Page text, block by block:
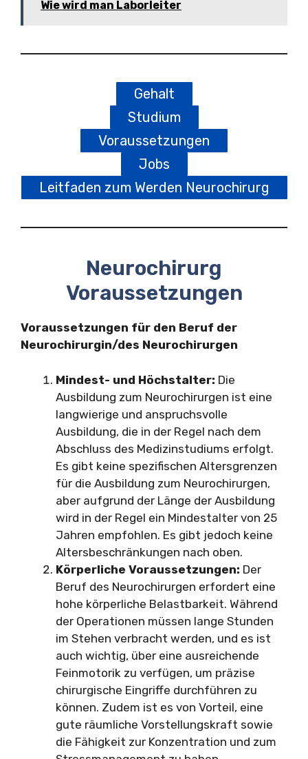
Wie wird man Laborleiter
Gehalt
Studium
Voraussetzungen
Jobs
Leitfaden zum Werden Neurochirurg
Neurochirurg
Voraussetzungen
Voraussetzungen für den Beruf der
Neurochirurgin/des Neurochirurgen
Mindest- und Höchstalter: Die
Ausbildung zum Neurochirurgen ist eine
langwierige und anspruchsvolle
Ausbildung, die in der Regel nach dem
Abschluss des Medizinstudiums erfolgt.
Es gibt keine spezifischen Altersgrenzen
für die Ausbildung zum Neurochirurgen,
aber aufgrund der Länge der Ausbildung
wird in der Regel ein Mindestalter von 25
Jahren empfohlen. Es gibt jedoch keine
Altersbeschränkungen nach oben.
Körperliche Voraussetzungen: Der
Beruf des Neurochirurgen erfordert eine
hohe körperliche Belastbarkeit. Während
der Operationen müssen lange Stunden
im Stehen verbracht werden, und es ist
auch wichtig, über eine ausreichende
Feinmotorik zu verfügen, um präzise
chirurgische Eingriffe durchführen zu
können. Zudem ist es von Vorteil, eine
gute räumliche Vorstellungskraft sowie
die Fähigkeit zur Konzentration und zum